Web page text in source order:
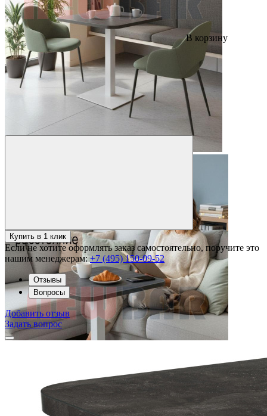
В корзину
Купить в 1 клик
Если не хотите оформлять заказ самостоятельно, поручите это
нашим менеджерам:+7 (495) 150-09-52
Отзывы
Вопросы
Добавить отзыв
Задать вопрос